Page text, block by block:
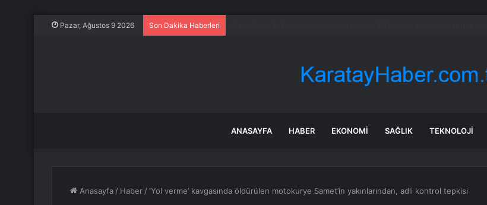
Pazar, Ağustos 9 2026 Son Dakika Haberleri
ANASAYFA HABER EKONOMI SAĞLIK TEKNOLOJI
Anasayfa / Haber /‘Yol verme’ kavgasında öldürülen motokurye Samet’in yakınlarından, adli kontrol tepkisi